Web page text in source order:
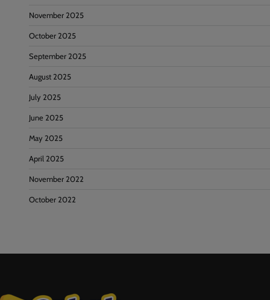
November 2025
October 2025
September 2025
August 2025
July 2025
June 2025
May 2025
April 2025
November 2022
October 2022